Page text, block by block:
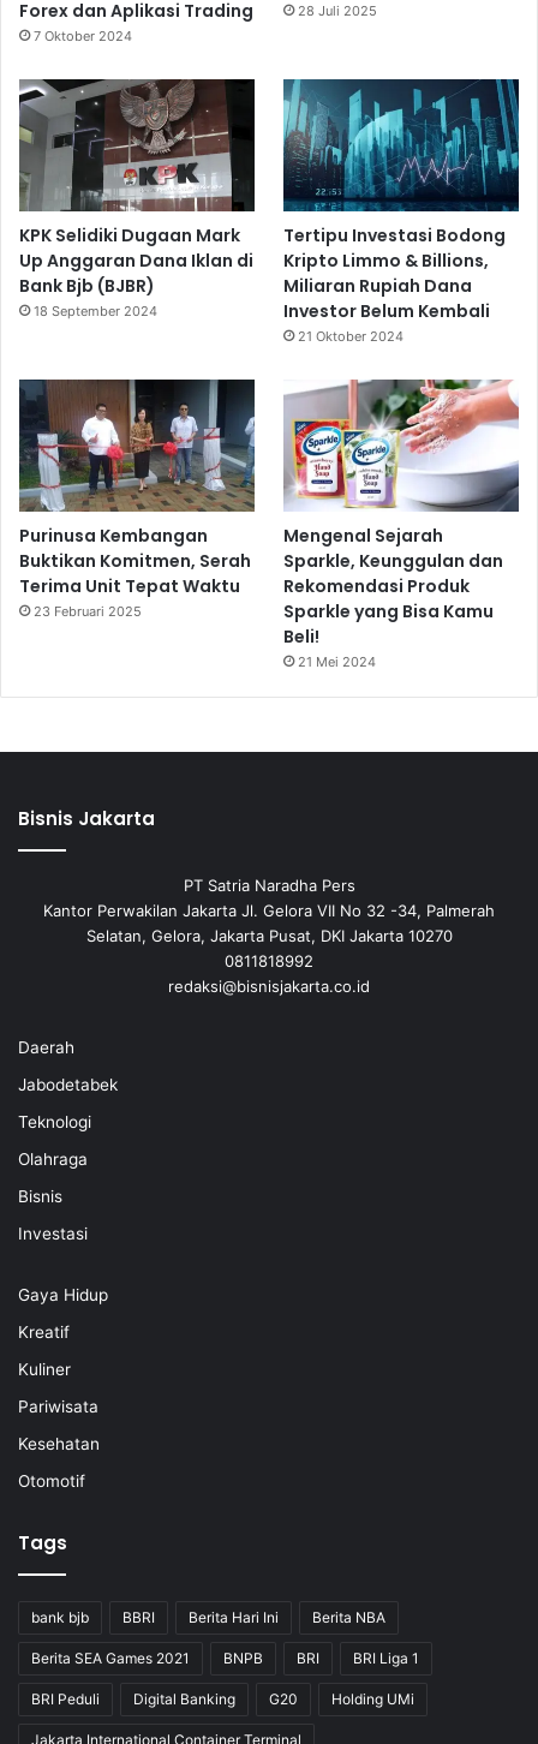
Forex dan Aplikasi Trading
7 Oktober 2024
28 Juli 2025
KPK Selidiki Dugaan Mark
Up Anggaran Dana Iklan di
Bank Bjb (BJBR)
18 September 2024
Tertipu Investasi Bodong
Kripto Limmo & Billions,
Miliaran Rupiah Dana
Investor Belum Kembali
21 Oktober 2024
Purinusa Kembangan
Buktikan Komitmen, Serah
Terima Unit Tepat Waktu
23 Februari 2025
Mengenal Sejarah
Sparkle, Keunggulan dan
Rekomendasi Produk
Sparkle yang Bisa Kamu
Beli!
21 Mei 2024
Bisnis Jakarta
PT Satria Naradha Pers
Kantor Perwakilan Jakarta Jl. Gelora VII No 32 -34, Palmerah
Selatan, Gelora, Jakarta Pusat, DKI Jakarta 10270
0811818992
redaksi@bisnisjakarta.co.id
Daerah
Jabodetabek
Teknologi
Olahraga
Bisnis
Investasi
Gaya Hidup
Kreatif
Kuliner
Pariwisata
Kesehatan
Otomotif
Tags
bank bjb BBRI Berita Hari Ini Berita NBA
Berita SEA Games 2021 BNPB BRI BRI Liga 1
BRI Peduli Digital Banking G20 Holding UMi
Jakarta International Container Terminal